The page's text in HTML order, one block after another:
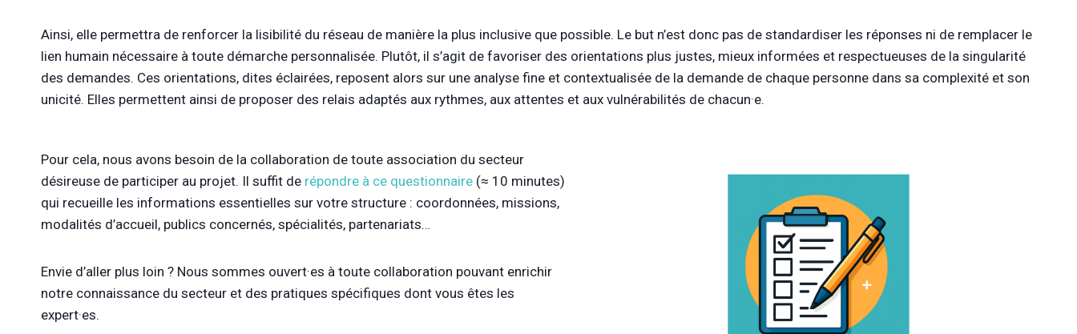
Ainsi, elle permettra de renforcer la lisibilité du réseau de manière la plus inclusive que possible. Le but n’est donc pas de standardiser les réponses ni de remplacer le
lien humain nécessaire à toute démarche personnalisée. Plutôt, il s’agit de favoriser des orientations plus justes, mieux informées et respectueuses de la singularité
des demandes. Ces orientations, dites éclairées, reposent alors sur une analyse fine et contextualisée de la demande de chaque personne dans sa complexité et son
unicité. Elles permettent ainsi de proposer des relais adaptés aux rythmes, aux attentes et aux vulnérabilités de chacun·e.
Pour cela, nous avons besoin de la collaboration de toute association du secteur
désireuse de participer au projet. Il suffit de répondre à ce questionnaire (≈ 10 minutes)
qui recueille les informations essentielles sur votre structure : coordonnées, missions,
modalités d’accueil, publics concernés, spécialités, partenariats…
Envie d’aller plus loin ? Nous sommes ouvert·es à toute collaboration pouvant enrichir
notre connaissance du secteur et des pratiques spécifiques dont vous êtes les
expert·es.